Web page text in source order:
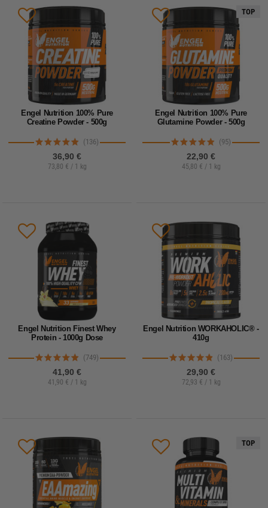
Engel Nutrition 100% Pure
Creatine Powder - 500g
(136)
36,90 €
73,80 € / 1 kg
TOP
Engel Nutrition 100% Pure
Glutamine Powder - 500g
(95)
22,90 €
45,80 € / 1 kg
Engel Nutrition Finest Whey
Protein - 1000g Dose
(749)
41,90 €
41,90 € / 1 kg
Engel Nutrition WORKAHOLIC® -
410g
(163)
29,90 €
72,93 € / 1 kg
TOP